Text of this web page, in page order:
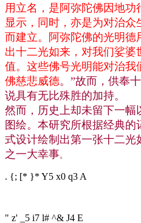
用立名，是阿弥陀佛因地
显示，同时，亦是为对治
而建立。阿弥陀佛的光明
出十二光如来，对我们娑婆
值。这些佛号光明能对治
佛慈悲威德。”故而，供奉
说具有无比殊胜的加持。
然而，历史上却未留下一
图绘。本研究所根据经典
式设计绘制出第一张十二光
之一大幸事。
. {; [* }* Y5 x0 q3 A
" z' _5 i7 l# ^& J4 E